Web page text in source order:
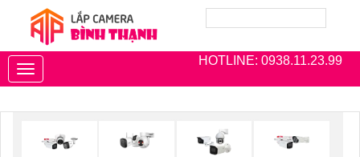
HOTLINE: 0938.11.23.99
Toggle
navigation